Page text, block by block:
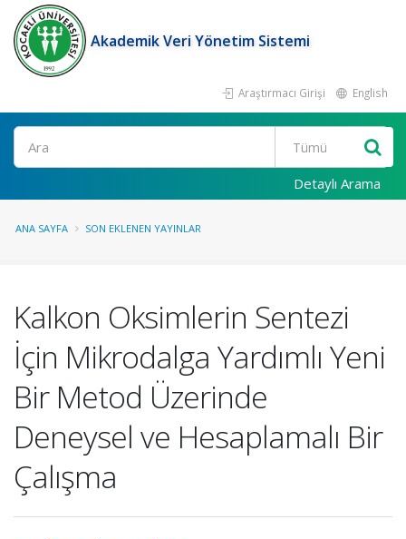
Akademik Veri Yönetim Sistemi
Araştırmacı Girişi English
Ara
Detaylı Arama
ANA SAYFA SON EKLENEN YAYINLAR
Kalkon Oksimlerin Sentezi
İçin Mikrodalga Yardımlı Yeni
Bir Metod Üzerinde
Deneysel ve Hesaplamalı Bir
Çalışma